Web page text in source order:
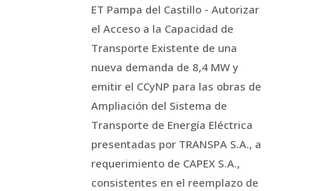
ET Pampa del Castillo - Autorizar
el Acceso a la Capacidad de
Transporte Existente de una
nueva demanda de 8,4 MW y
emitir el CCyNP para las obras de
Ampliación del Sistema de
Transporte de Energía Eléctrica
presentadas por TRANSPA S.A., a
requerimiento de CAPEX S.A.,
consistentes en el reemplazo de